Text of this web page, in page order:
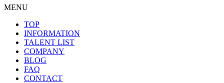
MENU
TOP
INFORMATION
TALENT LIST
COMPANY
BLOG
FAQ
CONTACT